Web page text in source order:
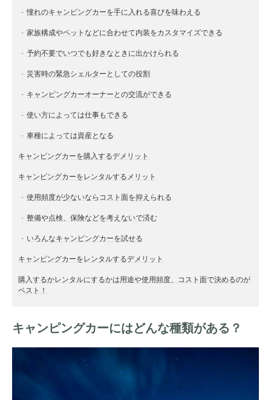
憧れのキャンピングカーを手に入れる喜びを味わえる
家族構成やペットなどに合わせて内装をカスタマイズできる
予約不要でいつでも好きなときに出かけられる
災害時の緊急シェルターとしての役割
キャンピングカーオーナーとの交流ができる
使い方によっては仕事もできる
車種によっては資産となる
キャンピングカーを購入するデメリット
キャンピングカーをレンタルするメリット
使用頻度が少ないならコスト面を抑えられる
整備や点検、保険などを考えないで済む
いろんなキャンピングカーを試せる
キャンピングカーをレンタルするデメリット
購入するかレンタルにするかは用途や使用頻度、コスト面で決めるのが
ベスト！
キャンピングカーにはどんな種類がある？